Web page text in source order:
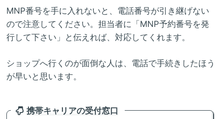
MNP番号を手に入れないと、電話番号が引き継げない
ので注意してください。担当者に「MNP予約番号を発
行して下さい」と伝えれば、対応してくれます。
ショップへ行くのが面倒な人は、電話で手続きしたほう
が早いと思います。
携帯キャリアの受付窓口